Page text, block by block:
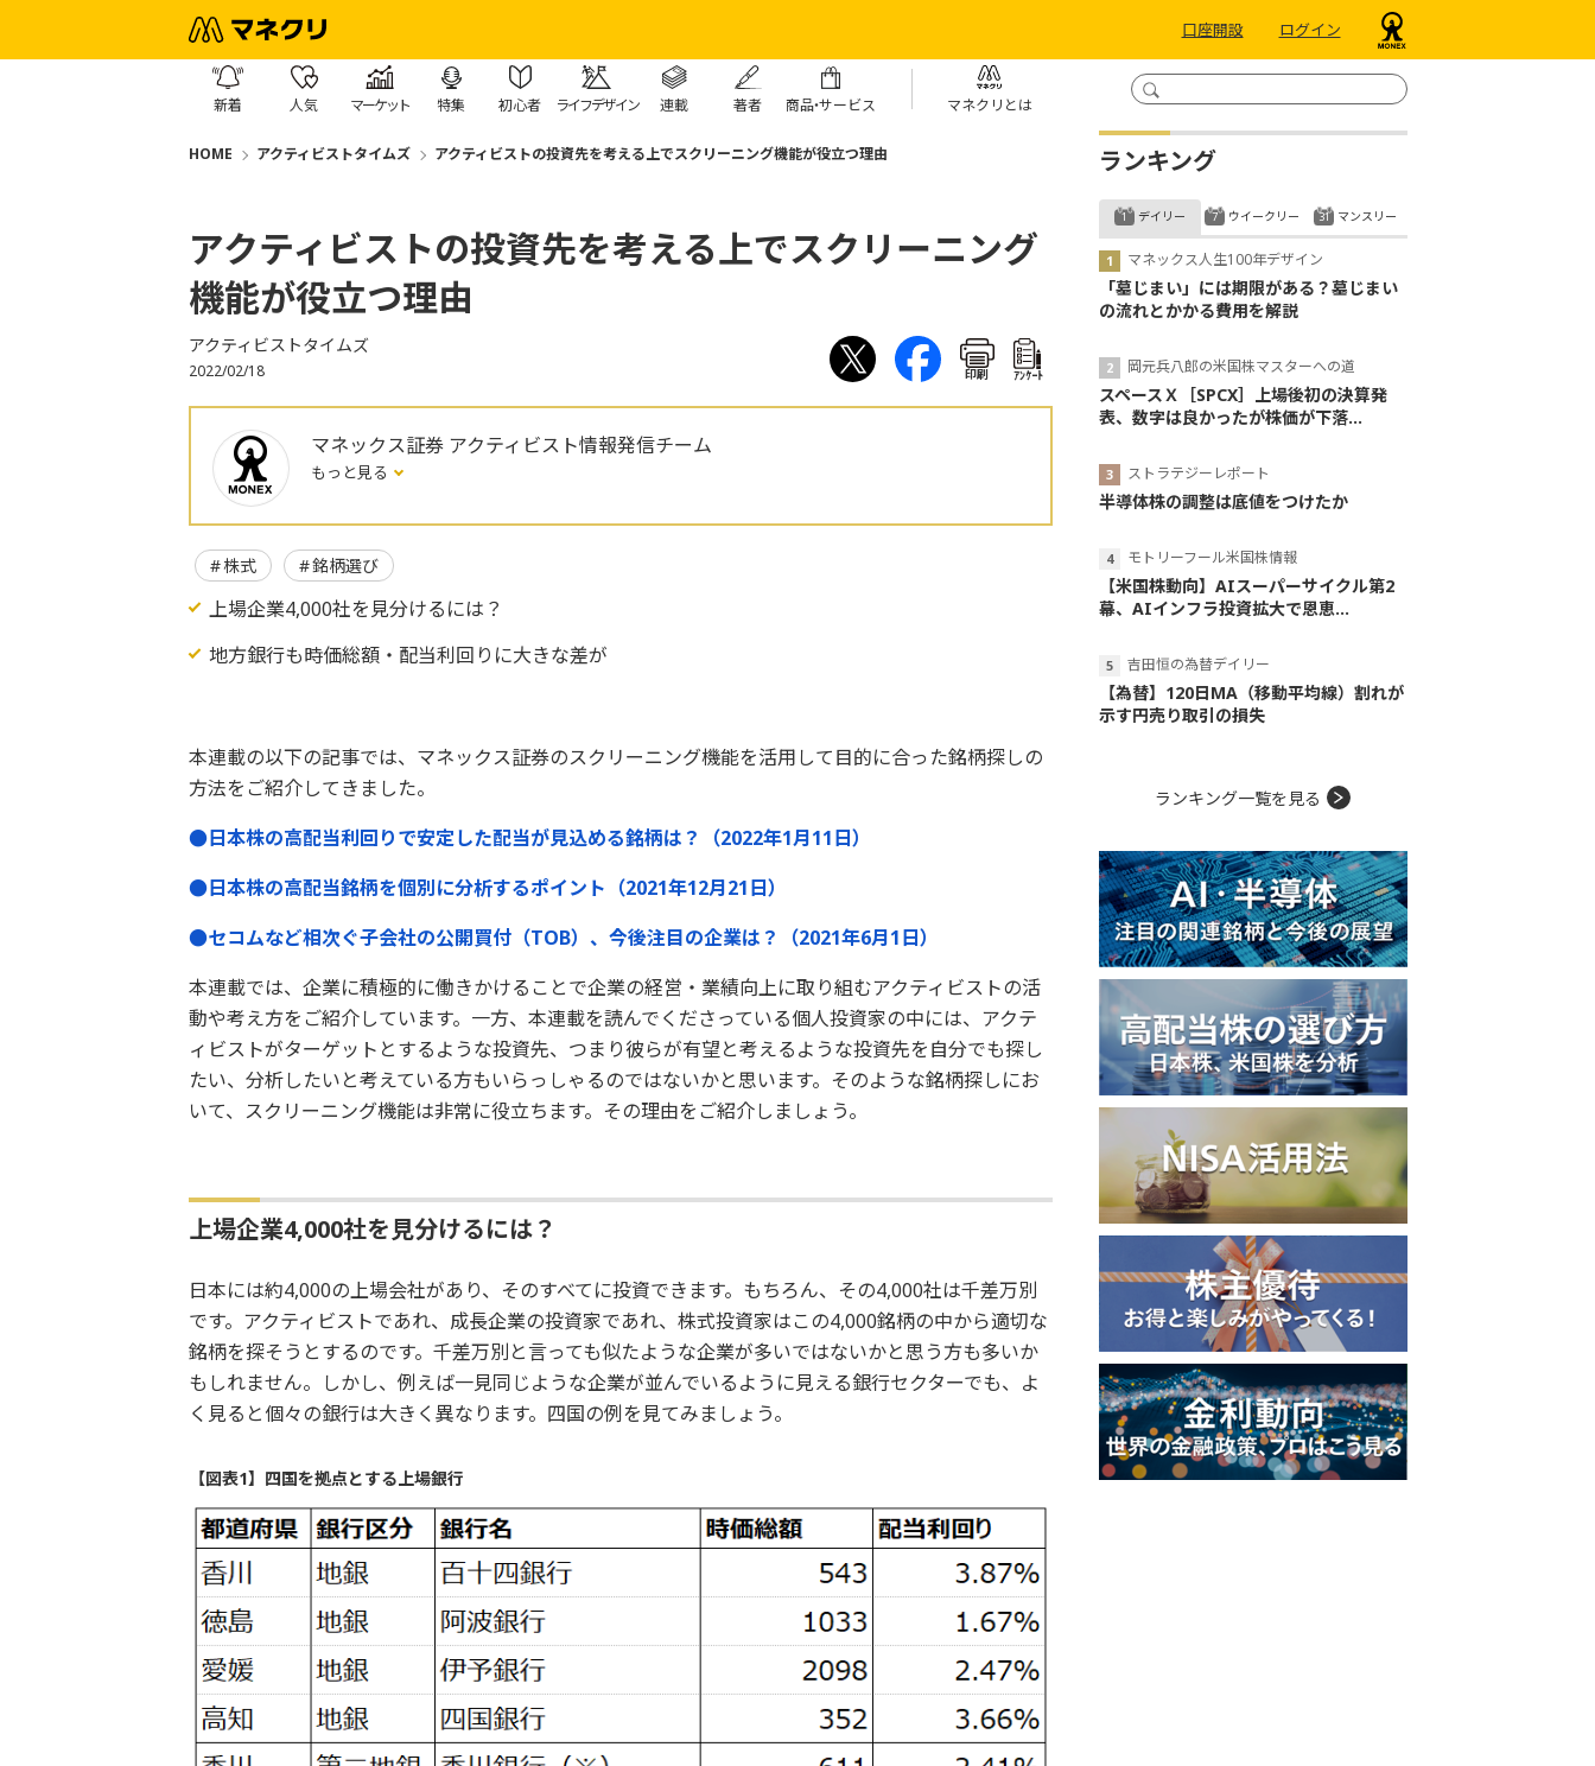
口座開設 ログイン
新着 人気 マーケット 特集 初心者 ライフデザイン 連載 著者 商品・サービス マネクリとは
HOME アクティビストタイムズ アクティビストの投資先を考える上でスクリーニング機能が役立つ理由
アクティビストの投資先を考える上でスクリーニング
機能が役立つ理由
アクティビストタイムズ
2022/02/18 印刷 ｱﾝｹｰﾄ
マネックス証券 アクティビスト情報発信チーム
もっと見る
株式 銘柄選び
上場企業4,000社を見分けるには？
地方銀行も時価総額・配当利回りに大きな差が
本連載の以下の記事では、マネックス証券のスクリーニング機能を活用して目的に合った銘柄探しの
方法をご紹介してきました。
●日本株の高配当利回りで安定した配当が見込める銘柄は？（2022年1月11日）
●日本株の高配当銘柄を個別に分析するポイント（2021年12月21日）
●セコムなど相次ぐ子会社の公開買付（TOB）、今後注目の企業は？（2021年6月1日）
本連載では、企業に積極的に働きかけることで企業の経営・業績向上に取り組むアクティビストの活
動や考え方をご紹介しています。一方、本連載を読んでくださっている個人投資家の中には、アクテ
ィビストがターゲットとするような投資先、つまり彼らが有望と考えるような投資先を自分でも探し
たい、分析したいと考えている方もいらっしゃるのではないかと思います。そのような銘柄探しにお
いて、スクリーニング機能は非常に役立ちます。その理由をご紹介しましょう。
上場企業4,000社を見分けるには？
日本には約4,000の上場会社があり、そのすべてに投資できます。もちろん、その4,000社は千差万別
です。アクティビストであれ、成長企業の投資家であれ、株式投資家はこの4,000銘柄の中から適切な
銘柄を探そうとするのです。千差万別と言っても似たような企業が多いではないかと思う方も多いか
もしれません。しかし、例えば一見同じような企業が並んでいるように見える銀行セクターでも、よ
く見ると個々の銀行は大きく異なります。四国の例を見てみましょう。
【図表1】四国を拠点とする上場銀行
ランキング
デイリー
マネックス人生100年デザイン
「墓じまい」には期限がある？墓じまい
の流れとかかる費用を解説
岡元兵八郎の米国株マスターへの道
スペースＸ［SPCX］上場後初の決算発
表、数字は良かったが株価が下落...
ストラテジーレポート
半導体株の調整は底値をつけたか
モトリーフール米国株情報
【米国株動向】AIスーパーサイクル第2
幕、AIインフラ投資拡大で恩恵...
吉田恒の為替デイリー
【為替】120日MA（移動平均線）割れが
示す円売り取引の損失
ウイークリー マンスリー
ランキング一覧を見る